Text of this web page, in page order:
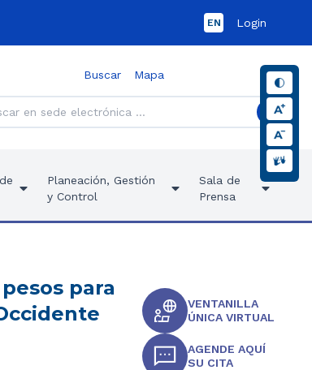
EN Login
Buscar Mapa
Planeación, Gestión
y Control
Sala de
Prensa
para
VENTANILLA
ÚNICA VIRTUAL
AGENDE AQUÍ
SU CITA